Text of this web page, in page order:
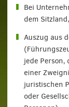
Bei
dem
Auszug aus
jede Person,
einer
juristischen
oder